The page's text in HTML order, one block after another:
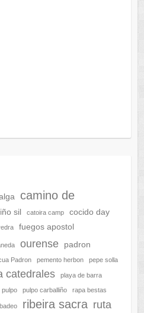
camino de
sil catoira camp
cocido day
fuegos apostol
ourense padron
Padron pemento herbon pepe solla
catedrales playa de barra
pulpo pulpo carballiño rapa bestas
ribeira sacra ruta